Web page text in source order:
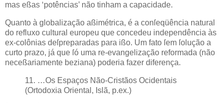
mas eßas ‘potências’ não tinham a capacidade.
Quanto à globalização aßimétrica, é a conſeqüência natural
do refluxo cultural europeu que concedeu independência às
ex-colônias deſpreparadas para ißo. Um fato ſem ſolução a
curto prazo, já que ſó uma re-evangelização reformada (não
neceßariamente beziana) poderia fazer diferença.
11. …Os Espaços Não-Cristãos Ocidentais
(Ortodoxia Oriental, Islã, p.ex.)